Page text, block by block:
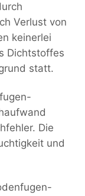
Verlust von
keinerlei
Dichtstoffes
statt.
Die
und